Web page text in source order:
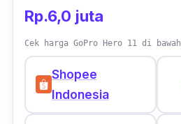
Rp.6,0 juta
Cek harga GoPro Hero 11 di
Shopee
Indonesia